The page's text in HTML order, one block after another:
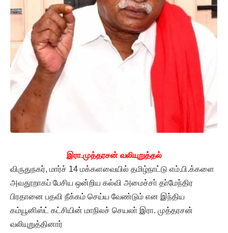
இரா.முத்தரசன் வலியுறுத்தல்
விருதுநகர், மார்ச் 14 மக்களவையில் தமிழ்நாட்டு எம்.பி.க்களை
அவதூறாகப் பேசிய ஒன்றிய கல்வி அமைச்சா் தா்மேந்திர
பிரதானை பதவி நீக்கம் செய்ய வேண்டும் என இந்திய
கம்யூனிஸ்ட் கட்சியின் மாநிலச் செயலா் இரா. முத்தரசன்
வலியுறுத்தினார்